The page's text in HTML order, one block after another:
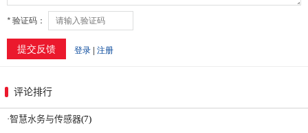
评论排行
·智慧水务与传感器(7)